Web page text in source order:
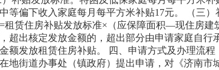
等偏下收入家庭每月每平方米补贴17元。 （三
租赁住房补贴发放标准×（应保障面积—现住房建
超出核定发放金额的，超出部分由申请家庭自行
额发放租赁住房补贴。 四、申请方式及办理流程
地街道办事处（镇政府）提出申请，对《济南市